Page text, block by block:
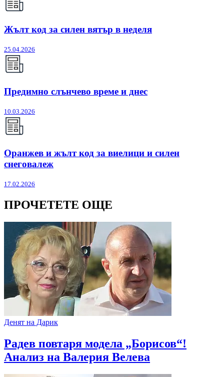
Жълт код за силен вятър в неделя
25.04.2026
Предимно слънчево време и днес
10.03.2026
Оранжев и жълт код за виелици и силен
снеговалеж
17.02.2026
ПРОЧЕТЕТЕ ОЩЕ
Денят на Дарик
Радев повтаря модела „Борисов“!
Анализ на Валерия Велева